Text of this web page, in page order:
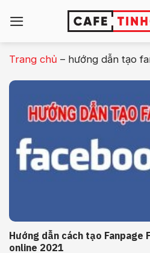
qua
dung
Trang chủ – hướng dẫn tạo
Hướng dẫn cách tạo Fanpage
online 2021